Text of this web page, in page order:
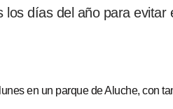
días del año para evitar
en un parque de Aluche, con